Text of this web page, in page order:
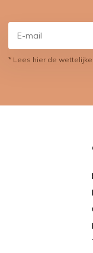
* Lees hier de